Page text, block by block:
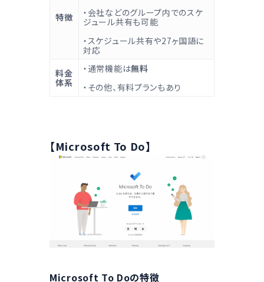
特徴
・会社などのグループ内でのスケ
ジュール共有も可能
・スケジュール共有や27ヶ国語に
対応
料金
体系
・通常機能は無料
・その他、有料プランもあり
【Microsoft To Do】
Microsoft To Doの特徴